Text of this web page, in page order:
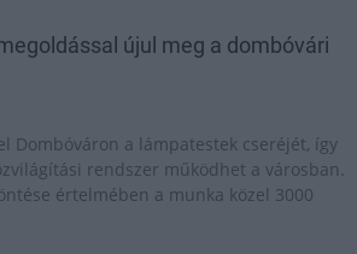
újul meg a dombóvári
Dombóváron a lámpatestek cseréjét, így
rendszer működhet a városban.
értelmében a munka közel 3000